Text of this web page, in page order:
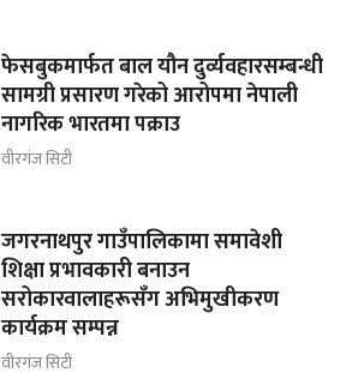
फेसबुकमार्फत बाल यौन दुर्व्यवहारसम्बन्धी
सामग्री प्रसारण गरेको आरोपमा नेपाली
नागरिक भारतमा पक्राउ
वीरगंज सिटी
जगरनाथपुर गाउँपालिकामा समावेशी
शिक्षा प्रभावकारी बनाउन
सरोकारवालाहरूसँग अभिमुखीकरण
कार्यक्रम सम्पन्न
वीरगंज सिटी